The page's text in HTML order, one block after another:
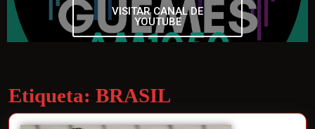
VISITAR CANAL DE
YOUTUBE
Etiqueta: BRASIL